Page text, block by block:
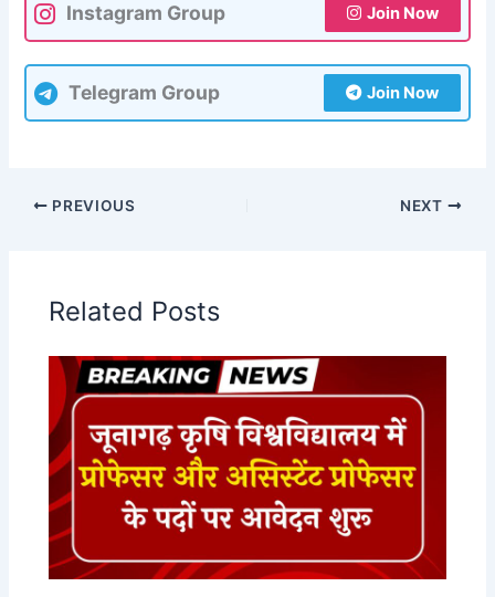
Instagram Group Join Now
Telegram Group Join Now
PREVIOUS NEXT
Related Posts